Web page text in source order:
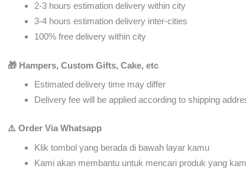
2-3 hours estimation delivery within city
3-4 hours estimation delivery inter-cities
100% free delivery within city
🎁 Hampers, Custom Gifts, Cake, etc
Estimated delivery time may differ
Delivery fee will be applied according to shipping
⚠️ Order Via Whatsapp
Klik tombol yang berada di bawah layar kamu
Kami akan membantu untuk mencari produk yang